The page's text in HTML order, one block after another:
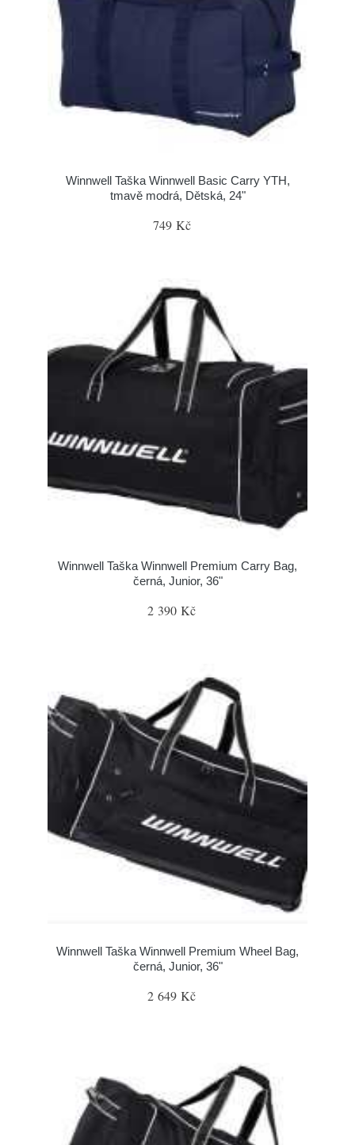
Winnwell Taška Winnwell Basic Carry YTH,
tmavě modrá, Dětská, 24"
749 Kč
Winnwell Taška Winnwell Premium Carry Bag,
černá, Junior, 36"
2 390 Kč
Winnwell Taška Winnwell Premium Wheel Bag,
černá, Junior, 36"
2 649 Kč